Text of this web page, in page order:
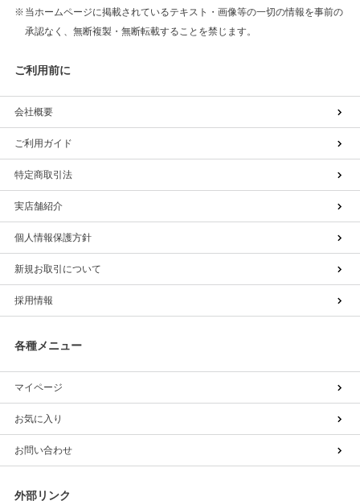
当ホームページに掲載されているテキスト・画像等の一切の情報を事前の
承認なく、無断複製・無断転載することを禁じます。
ご利用前に
会社概要
ご利用ガイド
特定商取引法
実店舗紹介
個人情報保護方針
新規お取引について
採用情報
各種メニュー
マイページ
お気に入り
お問い合わせ
外部リンク